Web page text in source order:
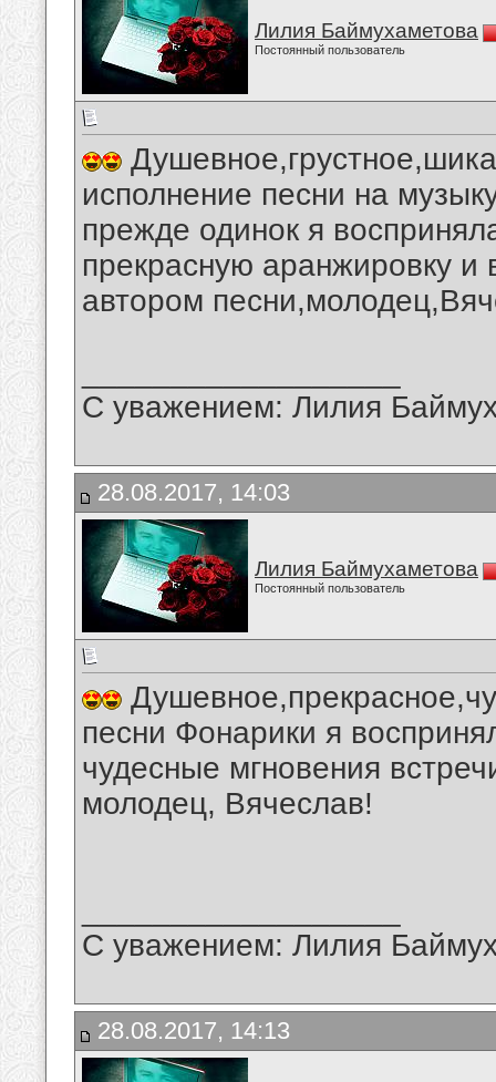
Лилия Баймухаметова
Постоянный пользователь
исполнение песни на
прежде одинок я
прекрасную аранжировку
автором
С уважением: Лилия
28.08.2017, 14:03
Лилия Баймухаметова
Постоянный пользователь
песни Фонарики я
чудесные мгновения
молодец, Вячеслав!
С уважением: Лилия
28.08.2017, 14:13